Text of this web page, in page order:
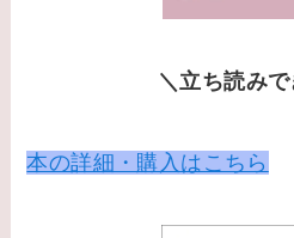
＼立ち読み
本の詳細・購入はこちら